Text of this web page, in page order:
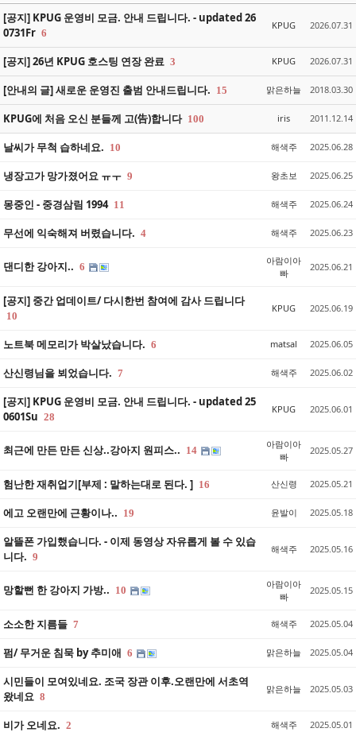
[공지] KPUG 운영비 모금. 안내 드립니다. - updated 26
0731Fr 6
KPUG 2026.07.31
[공지] 26년 KPUG 호스팅 연장 완료 3 KPUG 2026.07.31
[안내의 글] 새로운 운영진 출범 안내드립니다. 15 맑은하늘 2018.03.30
KPUG에 처음 오신 분들께 고(告)합니다 100 iris 2011.12.14
날씨가 무척 습하네요. 10 해색주 2025.06.28
냉장고가 망가졌어요 ㅠㅜ 9 왕초보 2025.06.25
몽중인 - 중경삼림 1994 11 해색주 2025.06.24
무선에 익숙해져 버렸습니다. 4 해색주 2025.06.23
댄디한 강아지.. 6
아람이아
빠
2025.06.21
[공지] 중간 업데이트/ 다시한번 참여에 감사 드립니다
10
KPUG 2025.06.19
노트북 메모리가 박살났습니다. 6 matsal 2025.06.05
산신령님을 뵈었습니다. 7 해색주 2025.06.02
[공지] KPUG 운영비 모금. 안내 드립니다. - updated 25
0601Su 28
KPUG 2025.06.01
최근에 만든 만든 신상..강아지 원피스.. 14
아람이아
빠
2025.05.27
험난한 재취업기[부제 : 말하는대로 된다. ] 16 산신령 2025.05.21
에고 오랜만에 근황이나.. 19 윤발이 2025.05.18
알뜰폰 가입했습니다. - 이제 동영상 자유롭게 볼 수 있습
니다. 9
해색주 2025.05.16
망할뻔 한 강아지 가방.. 10
아람이아
빠
2025.05.15
소소한 지름들 7 해색주 2025.05.04
펌/ 무거운 침묵 by 추미애 6 맑은하늘 2025.05.04
시민들이 모여있네요. 조국 장관 이후.오랜만에 서초역
왔네요 8
맑은하늘 2025.05.03
비가 오네요. 2 해색주 2025.05.01